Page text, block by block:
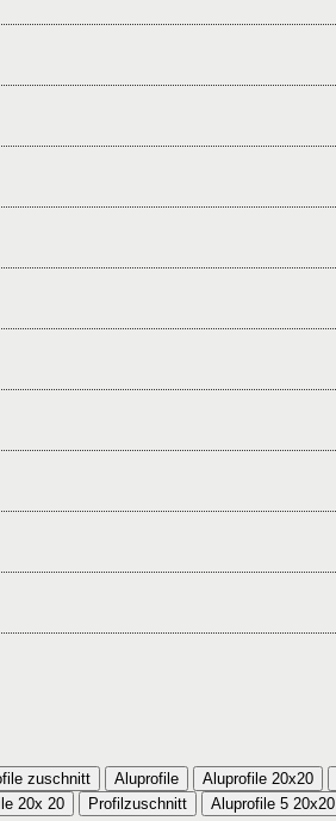
zuschnitt Aluprofile Aluprofile 20x20
20x 20 Profilzuschnitt Aluprofile 5 20x20